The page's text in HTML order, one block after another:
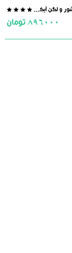
5
برنج شور و لگن آبکش دار استیل
896000 تومان